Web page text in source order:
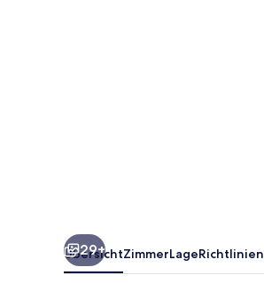
29+
ÜbersichtZimmerLageRichtlinien